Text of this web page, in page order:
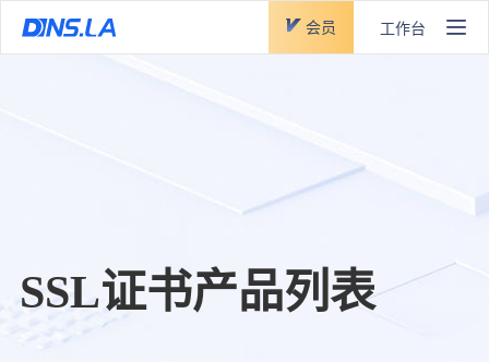
会员 工作台
SSL证书产品列表